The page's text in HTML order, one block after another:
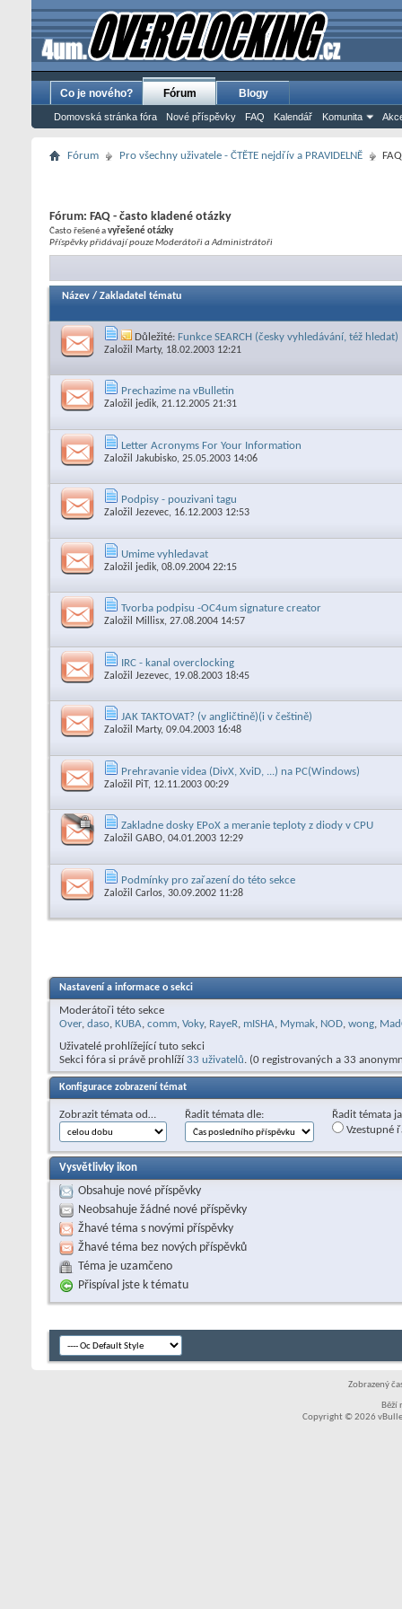
Co je nového? Fórum
Domovská stránka fóra Nové příspěvky FAQ Kalendář Komunita
Blogy
Fórum Pro všechny uživatele - ČTĚTE nejdřív a PRAVIDELNĚ
Fórum: FAQ - často kladené otázky
Často řešené avyřešené otázky
Příspěvky přidávají pouze Moderátoři a Administrátoři
Název / Zakladatel tématu
Důležité: Funkce SEARCH (česky vyhledávání, též hledat)
Založil Marty, 18.02.2003 12:21
Prechazime na vBulletin
Založil jedik, 21.12.2005 21:31
Letter Acronyms For Your Information
Založil Jakubisko, 25.05.2003 14:06
Podpisy - pouzivani tagu
Založil Jezevec, 16.12.2003 12:53
Umime vyhledavat
Založil jedik, 08.09.2004 22:15
Tvorba podpisu -OC4um signature creator
Založil Millisx, 27.08.2004 14:57
IRC - kanal overclocking
Založil Jezevec, 19.08.2003 18:45
JAK TAKTOVAT? (v angličtině)(i v češtině)
Založil Marty, 09.04.2003 16:48
Prehravanie videa (DivX, XviD, ...) na PC(Windows)
Založil PiT, 12.11.2003 00:29
Zakladne dosky EPoX a meranie teploty z diody v CPU
Založil GABO, 04.01.2003 12:29
Podmínky pro zařazení do této sekce
Založil Carlos, 30.09.2002 11:28
Nastavení a informace o sekci
Moderátoři této sekce
Over, daso, KUBA, comm, Voky, RayeR, mISHA, Mymak, NOD, wong,
Uživatelé prohlížející tuto sekci
Sekci fóra si právě prohlíží 33 uživatelů. (0 registrovaných a 33
Konfigurace zobrazení témat
Zobrazit témata od… Řadit témata dle:
Řadit témata
Vzestupné
Vysvětlivky ikon
Obsahuje nové příspěvky
Neobsahuje žádné nové příspěvky
Žhavé téma s novými příspěvky
Žhavé téma bez nových příspěvků
Téma je uzamčeno
Přispíval jste k tématu
Zobrazený
Běží
Copyright © 2026